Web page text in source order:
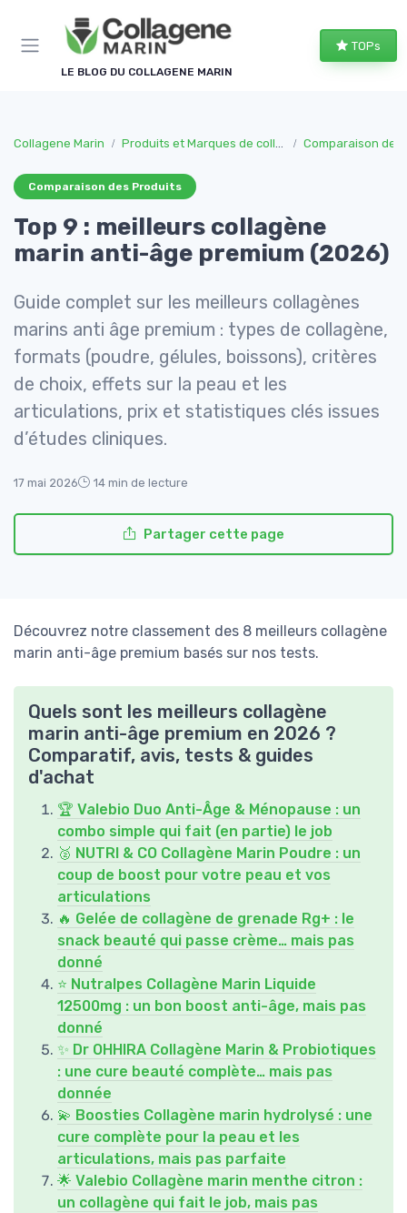
LE BLOG DU COLLAGENE MARIN
TOPs
Collagene Marin Produits et Marques de collagene marin Comparaison des
Comparaison des Produits
Top 9 : meilleurs collagène
marin anti-âge premium (2026)
Guide complet sur les meilleurs collagènes
marins anti âge premium : types de collagène,
formats (poudre, gélules, boissons), critères
de choix, effets sur la peau et les
articulations, prix et statistiques clés issues
d’études cliniques.
17 mai 2026 14 min de lecture
Partager cette page
Découvrez notre classement des 8 meilleurs collagène
marin anti-âge premium basés sur nos tests.
Quels sont les meilleurs collagène
marin anti-âge premium en 2026 ?
Comparatif, avis, tests & guides
d'achat
🏆 Valebio Duo Anti-Âge & Ménopause : un
combo simple qui fait (en partie) le job
🥈 NUTRI & CO Collagène Marin Poudre : un
coup de boost pour votre peau et vos
articulations
🔥 Gelée de collagène de grenade Rg+ : le
snack beauté qui passe crème… mais pas
donné
⭐ Nutralpes Collagène Marin Liquide
12500mg : un bon boost anti-âge, mais pas
donné
✨ Dr OHHIRA Collagène Marin & Probiotiques
: une cure beauté complète… mais pas
donnée
💫 Boosties Collagène marin hydrolysé : une
cure complète pour la peau et les
articulations, mais pas parfaite
🌟 Valebio Collagène marin menthe citron :
un collagène qui fait le job, mais pas